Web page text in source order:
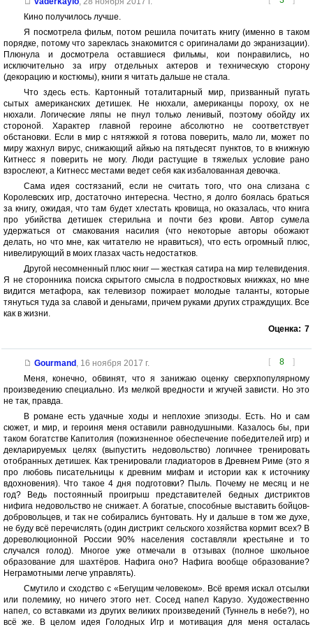
Кино получилось лучше.
Я посмотрела фильм, потом решила почитать книгу (именно в таком
порядке, потому что зареклась знакомится с оригиналами до экранизации).
Плюнула и досмотрела оставшиеся фильмы, кои понравились, но
исключительно за игру отдельных актеров и техническую сторону
(декорацию и костюмы), книги я читать дальше не стала.
Что здесь есть. Картонный тоталитарный мир, призванный пугать
сытых американских детишек. Не нюхали, американцы пороху, ох не
нюхали. Логические ляпы не пнул только ленивый, поэтому обойду их
стороной. Характер главной героине абсолютно не соответствует
обстановки. Если в мир с нятяжкой я готова поверить, мало ли, может по
миру жахнул вирус, снижающий айкью на пятьдесят пунктов, то в книжную
Китнесс я поверить не могу. Люди растущие в тяжелых условие рано
взрослеют, а Китнесс местами ведет себя как избалованная девочка.
Сама идея состязаний, если не считать того, что она слизана с
Королевских игр, достаточно интересна. Честно, я долго боялась браться
за книгу, ожидая, что там будет хлестать кровища, но оказалась, что книга
про убийства детишек стерильна и почти без крови. Автор сумела
удержаться от смакования насилия (что некоторые авторы обожают
делать, но что мне, как читателю не нравиться), что есть огромный плюс,
нивелирующий в моих глазах часть недостатков.
Другой несомненный плюс книг — жесткая сатира на мир телевидения.
Я не сторонника поиска скрытого смысла в подростковых книжках, но мне
видится метафора, как телевизор пожирает молодые таланты, которые
тянуться туда за славой и деньгами, причем руками других страждущих. Все
как в жизни.
Оценка: 7
[ 8 ]
Gourmand , 16 ноября 2017 г.
Меня, конечно, обвинят, что я занижаю оценку сверхпопулярному
произведению специально. Из мелкой вредности и жгучей зависти. Но это
не так, правда.
В романе есть удачные ходы и неплохие эпизоды. Есть. Но и сам
сюжет, и мир, и героиня меня оставили равнодушными. Казалось бы, при
таком богатстве Капитолия (пожизненное обеспечение победителей игр) и
декларируемых целях (выпустить недовольство) логичнее тренировать
отобранных детишек. Как тренировали гладиаторов в Древнем Риме (это я
про любовь писательницы к древним мифам и истории как к источнику
вдохновения). Что такое 4 дня подготовки? Пыль. Почему не месяц и не
год? Ведь постоянный проигрыш представителей бедных дистриктов
нифига недовольство не снижает. А богатые, способные выставить бойцов-
добровольцев, и так не собирались бунтовать. Ну и дальше в том же духе,
не буду всё перечислять (один дистрикт сельского хозяйства кормит всех? В
дореволюционной России 90% населения составляли крестьяне и то
случался голод). Многое уже отмечали в отзывах (полное школьное
образование для шахтёров. Нафига оно? Нафига вообще образование?
Неграмотными легче управлять).
Смутило и сходство с «Бегущим человеком». Всё время искал отсылки
или полемику, но ничего этого нет. Сосед напел Карузо. Художественно
напел, со вставками из других великих произведений (Туннель в небе?), но
всё же. В целом идея Голодных Игр и мотивация для меня осталась